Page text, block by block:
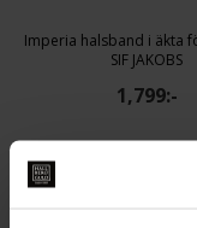
SIF JAKOBS
1,799:-